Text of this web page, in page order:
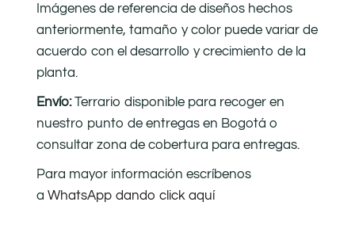
Imágenes de referencia de diseños hechos
anteriormente, tamaño y color puede variar de
acuerdo con el desarrollo y crecimiento de la
planta.
Envío:Terrario disponible para recoger en
nuestro punto de entregas en Bogotá o
consultar zona de cobertura para entregas.
Para mayor información escríbenos
a WhatsApp dando click aquí